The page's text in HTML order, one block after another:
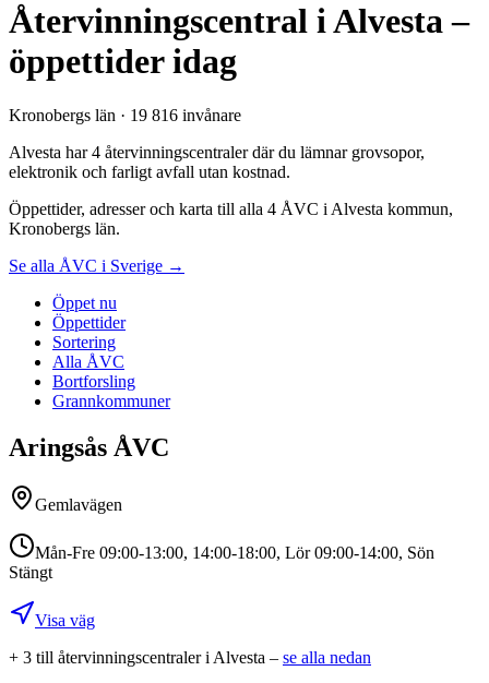
Återvinningscentral i Alvesta –
öppettider idag
Kronobergs län · 19 816 invånare
Alvesta har 4 återvinningscentraler där du lämnar grovsopor,
elektronik och farligt avfall utan kostnad.
Öppettider, adresser och karta till alla 4 ÅVC i Alvesta kommun,
Kronobergs län.
Se alla ÅVC i Sverige →
Öppet nu
Öppettider
Sortering
Alla ÅVC
Bortforsling
Grannkommuner
Aringsås ÅVC
Gemlavägen
Mån-Fre 09:00-13:00, 14:00-18:00, Lör 09:00-14:00, Sön
Stängt
Visa väg
+ 3 till återvinningscentraleri Alvesta – se alla nedan